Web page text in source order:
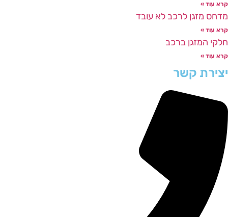
קרא עוד »
מדחס מזגן לרכב לא עובד
קרא עוד »
חלקי המזגן ברכב
קרא עוד »
יצירת קשר